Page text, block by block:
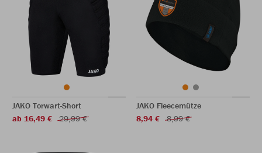
JAKO Torwart-Short
ab 16,49 €
29,99 €
JAKO Fleecemütze
8,94 €
8,99 €